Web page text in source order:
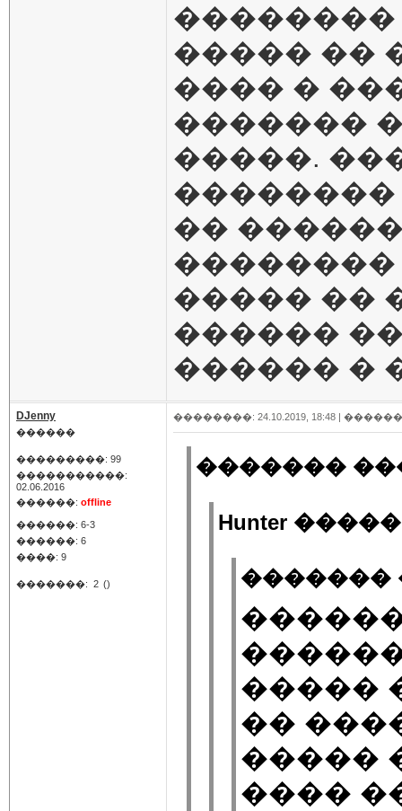
��������
����� ��
���� �
�������
�����.
��������
��
��������
����� ��
������
������ �
DJenny
������
���������: 99
�����������:
02.06.2016
������: offline
������: 6-3
������: 6
����: 9
�������: 2 ()
��������: 24.10.2019, 18:48 |
�������
Hunter
�������
�����
��
�����
����